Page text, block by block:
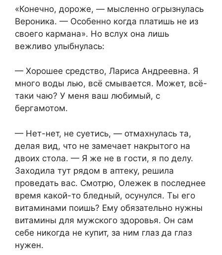
«Конечно, дороже, — мысленно огрызнулась
Вероника. — Особенно когда платишь не из
своего кармана». Но вслух она лишь
вежливо улыбнулась:
— Хорошее средство, Лариса Андреевна. Я
много воды лью, всё смывается. Может, всё-
таки чаю? У меня ваш любимый, с
бергамотом.
— Нет-нет, не суетись, — отмахнулась та,
делая вид, что не замечает накрытого на
двоих стола. — Я же не в гости, я по делу.
Заходила тут рядом в аптеку, решила
проведать вас. Смотрю, Олежек в последнее
время какой-то бледный, осунулся. Ты его
витаминами поишь? Ему обязательно нужны
витамины для мужского здоровья. Он сам
себе никогда не купит, за ним глаз да глаз
нужен.